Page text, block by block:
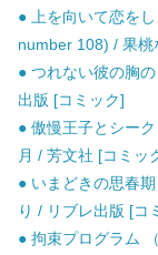
● 上を向いて恋を
number 108) / 果桃
● つれない彼の胸
出版 [コミック]
● 傲慢王子とシー
月 / 芳文社 [コミッ
● いまどきの思春
り / リブレ出版 [コ
● 拘束プログラム